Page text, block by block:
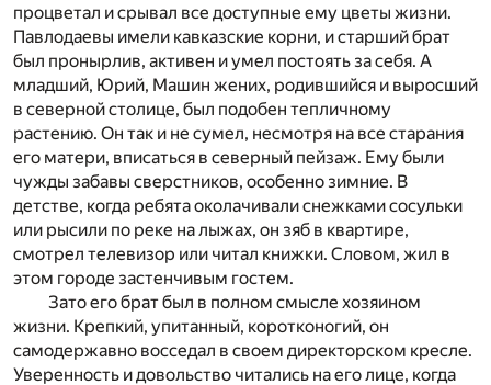
процветал и срывал все доступные ему цветы жизни.
Павлодаевы имели кавказские корни, и старший брат
был пронырлив, активен и умел постоять за себя. А
младший, Юрий, Машин жених, родившийся и выросший
в северной столице, был подобен тепличному
растению. Он так и не сумел, несмотря на все старания
его матери, вписаться в северный пейзаж. Ему были
чужды забавы сверстников, особенно зимние. В
детстве, когда ребята околачивали снежками сосульки
или рысили по реке на лыжах, он зяб в квартире,
смотрел телевизор или читал книжки. Словом, жил в
этом городе застенчивым гостем.
Зато его брат был в полном смысле хозяином
жизни. Крепкий, упитанный, коротконогий, он
самодержавно восседал в своем директорском кресле.
Уверенность и довольство читались на его лице, когда